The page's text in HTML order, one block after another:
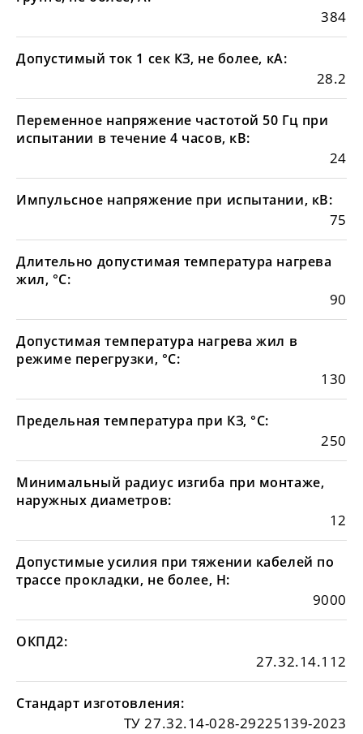
384
Допустимый ток 1 сек КЗ, не более, кА:
28.2
Переменное напряжение частотой 50 Гц при
испытании в течение 4 часов, кВ:
24
Импульсное напряжение при испытании, кВ:
75
Длительно допустимая температура нагрева
жил, °С:
90
Допустимая температура нагрева жил в
режиме перегрузки, °С:
130
Предельная температура при КЗ, °С:
250
Минимальный радиус изгиба при монтаже,
наружных диаметров:
12
Допустимые усилия при тяжении кабелей по
трассе прокладки, не более, Н:
9000
ОКПД2:
27.32.14.112
Стандарт изготовления:
ТУ 27.32.14-028-29225139-2023